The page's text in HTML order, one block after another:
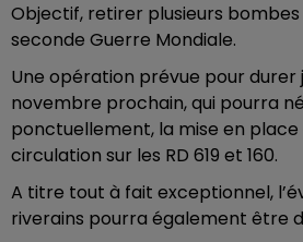
Objectif, retirer plusieurs
seconde Guerre Mondiale.
Une opération prévue pour durer
novembre prochain, qui pourra
ponctuellement, la mise en place
circulation sur les RD 619 et 160.
A titre tout à fait exceptionnel,
riverains pourra également être